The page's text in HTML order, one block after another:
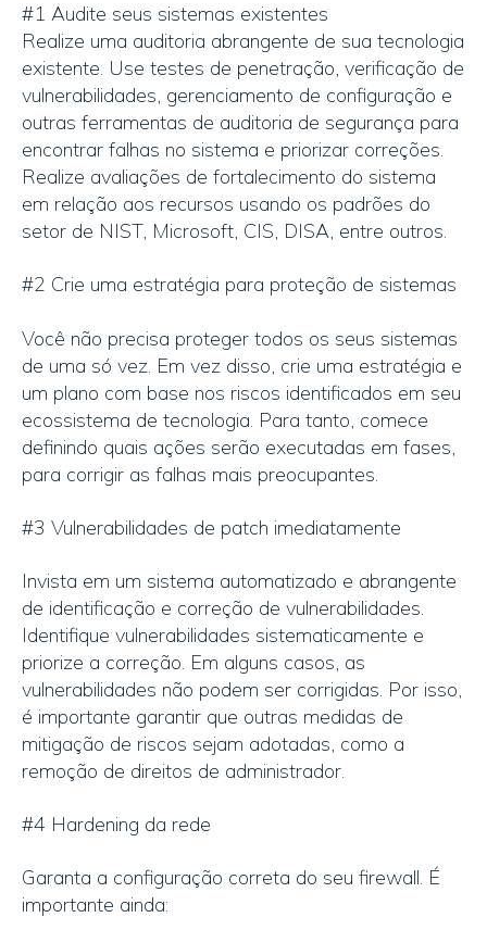
#1 Audite seus sistemas existentes
Realize uma auditoria abrangente de sua tecnologia
existente. Use testes de penetração, verificação de
vulnerabilidades, gerenciamento de configuração e
outras ferramentas de auditoria de segurança para
encontrar falhas no sistema e priorizar correções.
Realize avaliações de fortalecimento do sistema
em relação aos recursos usando os padrões do
setor de NIST, Microsoft, CIS, DISA, entre outros.
#2 Crie uma estratégia para proteção de sistemas
Você não precisa proteger todos os seus sistemas
de uma só vez. Em vez disso, crie uma estratégia e
um plano com base nos riscos identificados em seu
ecossistema de tecnologia. Para tanto, comece
definindo quais ações serão executadas em fases,
para corrigir as falhas mais preocupantes.
#3 Vulnerabilidades de patch imediatamente
Invista em um sistema automatizado e abrangente
de identificação e correção de vulnerabilidades.
Identifique vulnerabilidades sistematicamente e
priorize a correção. Em alguns casos, as
vulnerabilidades não podem ser corrigidas. Por isso,
é importante garantir que outras medidas de
mitigação de riscos sejam adotadas, como a
remoção de direitos de administrador.
#4 Hardening da rede
Garanta a configuração correta do seu firewall. É
importante ainda: